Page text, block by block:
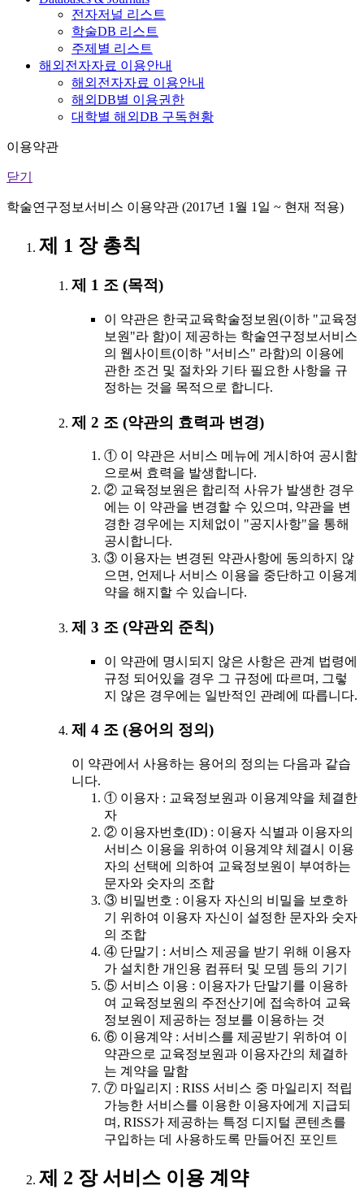
전자저널 리스트
학술DB 리스트
주제별 리스트
해외전자자료 이용안내
해외전자자료 이용안내
해외DB별 이용권한
대학별 해외DB 구독현황
이용약관
닫기
학술연구정보서비스 이용약관 (2017년 1월 1일 ~ 현재 적용)
제 1 장 총칙
제 1 조 (목적)
이 약관은 한국교육학술정보원(이하 "교육정
보원"라 함)이 제공하는 학술연구정보서비스
의 웹사이트(이하 "서비스" 라함)의 이용에
관한 조건 및 절차와 기타 필요한 사항을 규
정하는 것을 목적으로 합니다.
제 2 조 (약관의 효력과 변경)
① 이 약관은 서비스 메뉴에 게시하여 공시함
으로써 효력을 발생합니다.
② 교육정보원은 합리적 사유가 발생한 경우
에는 이 약관을 변경할 수 있으며, 약관을 변
경한 경우에는 지체없이 "공지사항"을 통해
공시합니다.
③ 이용자는 변경된 약관사항에 동의하지 않
으면, 언제나 서비스 이용을 중단하고 이용계
약을 해지할 수 있습니다.
제 3 조 (약관외 준칙)
이 약관에 명시되지 않은 사항은 관계 법령에
규정 되어있을 경우 그 규정에 따르며, 그렇
지 않은 경우에는 일반적인 관례에 따릅니다.
제 4 조 (용어의 정의)
이 약관에서 사용하는 용어의 정의는 다음과 같습
니다.
① 이용자 : 교육정보원과 이용계약을 체결한
자
② 이용자번호(ID) : 이용자 식별과 이용자의
서비스 이용을 위하여 이용계약 체결시 이용
자의 선택에 의하여 교육정보원이 부여하는
문자와 숫자의 조합
③ 비밀번호 : 이용자 자신의 비밀을 보호하
기 위하여 이용자 자신이 설정한 문자와 숫자
의 조합
④ 단말기 : 서비스 제공을 받기 위해 이용자
가 설치한 개인용 컴퓨터 및 모뎀 등의 기기
⑤ 서비스 이용 : 이용자가 단말기를 이용하
여 교육정보원의 주전산기에 접속하여 교육
정보원이 제공하는 정보를 이용하는 것
⑥ 이용계약 : 서비스를 제공받기 위하여 이
약관으로 교육정보원과 이용자간의 체결하
는 계약을 말함
⑦ 마일리지 : RISS 서비스 중 마일리지 적립
가능한 서비스를 이용한 이용자에게 지급되
며, RISS가 제공하는 특정 디지털 콘텐츠를
구입하는 데 사용하도록 만들어진 포인트
제 2 장 서비스 이용 계약